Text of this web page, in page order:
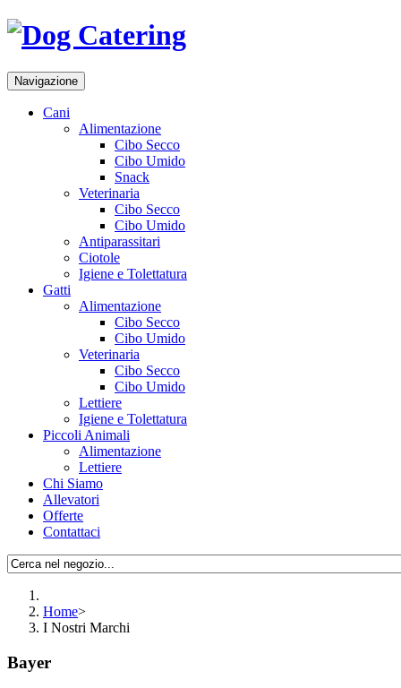
Navigazione
Cani
Alimentazione
Cibo Secco
Cibo Umido
Snack
Veterinaria
Cibo Secco
Cibo Umido
Antiparassitari
Ciotole
Igiene e Tolettatura
Gatti
Alimentazione
Cibo Secco
Cibo Umido
Veterinaria
Cibo Secco
Cibo Umido
Lettiere
Igiene e Tolettatura
Piccoli Animali
Alimentazione
Lettiere
Chi Siamo
Allevatori
Offerte
Contattaci
Home>
I Nostri Marchi
Bayer